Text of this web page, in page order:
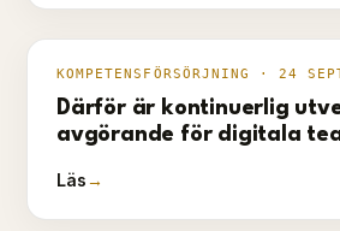
KOMPETENSFÖRSÖRJNING ·24
Därför är kontinuerlig
avgörande för digitala
Läs→